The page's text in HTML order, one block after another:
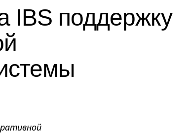
IBS поддержку